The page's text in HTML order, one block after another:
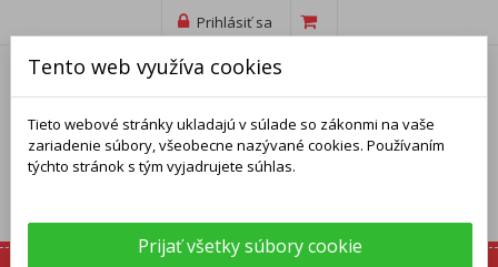
Prihlásiť sa
Tento web využíva cookies
Tieto webové stránky ukladajú v súlade so zákonmi na vaše
zariadenie súbory, všeobecne nazývané cookies. Používaním
týchto stránok s tým vyjadrujete súhlas.
Prijať všetky súbory cookie